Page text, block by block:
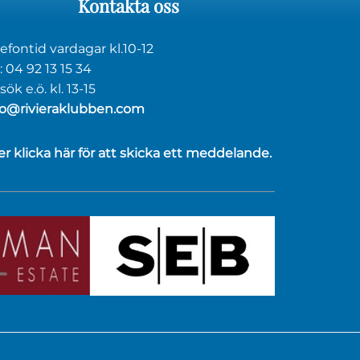
Kontakta oss
vardagar kl.10-12
04 92 13 15 34
e.ö. kl. 13-15
klicka här för att skicka ett meddelande.